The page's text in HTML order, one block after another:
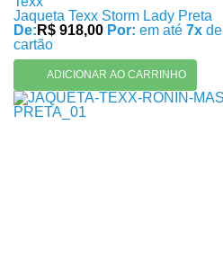
Jaqueta Texx Storm Lady Preta
De: R$ 918,00 Por: em até 7x de
cartão
ADICIONAR AO CARRINHO